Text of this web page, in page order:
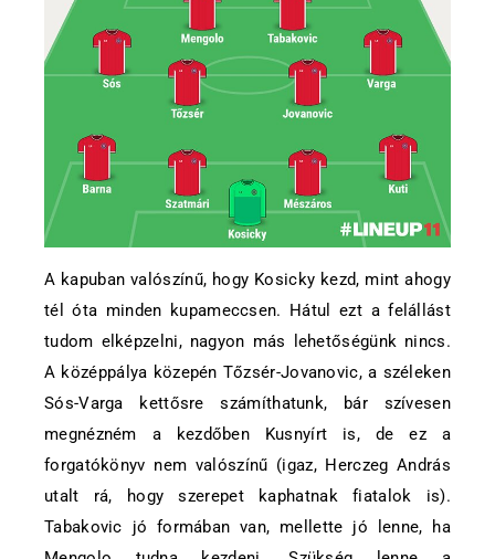
A kapuban valószínű, hogy Kosicky kezd, mint ahogy
tél óta minden kupameccsen. Hátul ezt a felállást
tudom elképzelni, nagyon más lehetőségünk nincs.
A középpálya közepén Tőzsér-Jovanovic, a széleken
Sós-Varga kettősre számíthatunk, bár szívesen
megnézném a kezdőben Kusnyírt is, de ez a
forgatókönyv nem valószínű (igaz, Herczeg András
utalt rá, hogy szerepet kaphatnak fiatalok is).
Tabakovic jó formában van, mellette jó lenne, ha